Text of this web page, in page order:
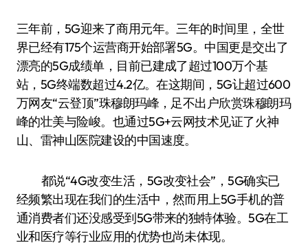
三年前，5G迎来了商用元年。三年的时间里，全世
界已经有175个运营商开始部署5G。中国更是交出了
漂亮的5G成绩单，目前已建成了超过100万个基
站，5G终端数超过4.2亿。在这期间，5G让超过600
万网友“云登顶”珠穆朗玛峰，足不出户欣赏珠穆朗玛
峰的壮美与险峻。也通过5G+云网技术见证了火神
山、雷神山医院建设的中国速度。
都说“4G改变生活，5G改变社会”，5G确实已
经频繁出现在我们的生活中，然而用上5G手机的普
通消费者们还没感受到5G带来的独特体验。5G在工
业和医疗等行业应用的优势也尚未体现。